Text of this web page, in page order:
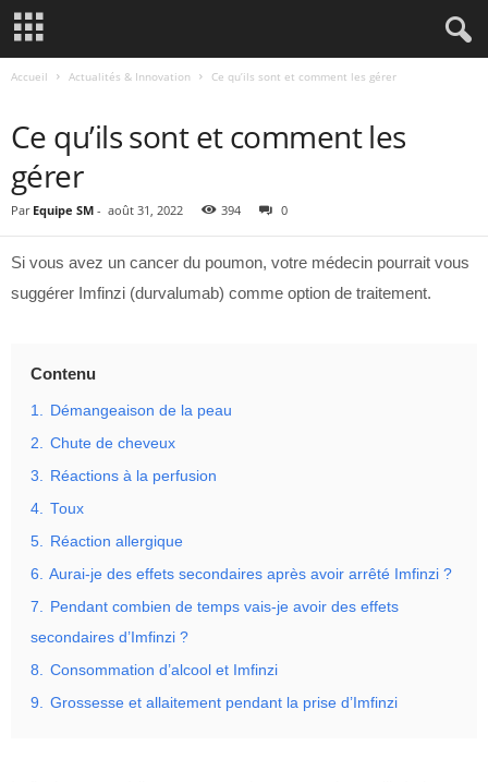
Accueil Actualités & Innovation Ce qu’ils sont et comment les gérer
Ce qu’ils sont et comment les
gérer
Par Equipe SM - août 31, 2022 394 0
Si vous avez un cancer du poumon, votre médecin pourrait vous
suggérer Imfinzi (durvalumab) comme option de traitement.
Contenu
1. Démangeaison de la peau
2. Chute de cheveux
3. Réactions à la perfusion
4. Toux
5. Réaction allergique
6. Aurai-je des effets secondaires après avoir arrêté Imfinzi ?
7. Pendant combien de temps vais-je avoir des effets
secondaires d’Imfinzi ?
8. Consommation d’alcool et Imfinzi
9. Grossesse et allaitement pendant la prise d’Imfinzi